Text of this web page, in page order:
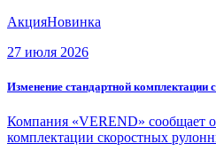
АкцияНовинка
27 июля 2026
Изменение стандартной комплектации
Компания «VEREND» сообщает
комплектации скоростных